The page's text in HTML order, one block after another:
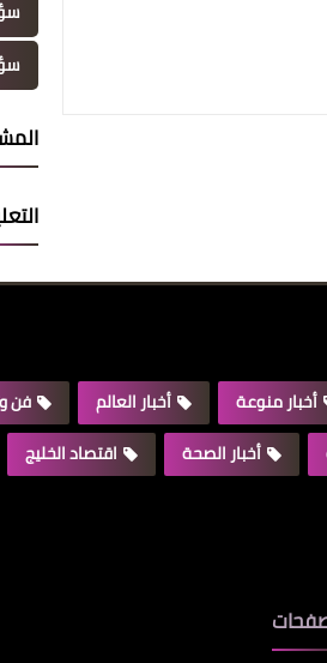
أخبار منوعة أخبار العالم فن
أخبار الصحة اقتصاد الخليج